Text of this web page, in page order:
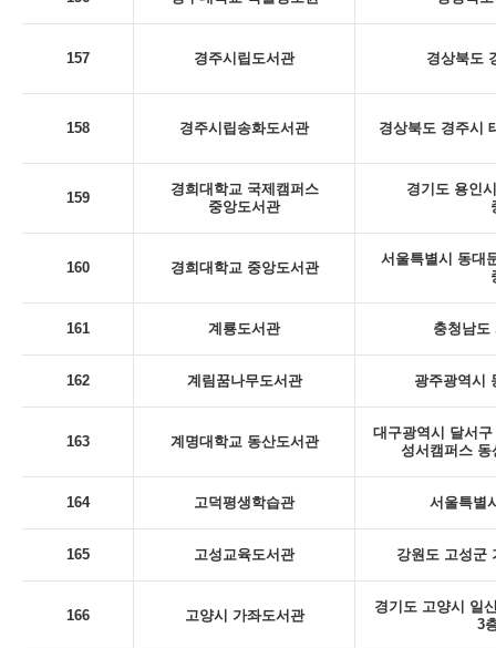
157 경주시립도서관 경상북도
158 경주시립송화도서관 경상북도 경주시
159
경희대학교 국제캠퍼스
중앙도서관
경기도 용인
160 경희대학교 중앙도서관
서울특별시 동대
161 계룡도서관 충청남도
162 계림꿈나무도서관 광주광역시
163 계명대학교 동산도서관
대구광역시 달서
성서캠퍼스 동
164 고덕평생학습관 서울특별
165 고성교육도서관 강원도 고성군
166 고양시 가좌도서관
경기도 고양시 일
3